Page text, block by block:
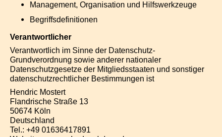
Management, Organisation und Hilfswerkzeuge
Begriffsdefinitionen
Verantwortlicher
Verantwortlich im Sinne der Datenschutz-
Grundverordnung sowie anderer nationaler
Datenschutzgesetze der Mitgliedsstaaten und sonstiger
datenschutzrechtlicher Bestimmungen ist
Hendric Mostert
Flandrische Straße 13
50674 Köln
Deutschland
Tel.: +49 01636417891